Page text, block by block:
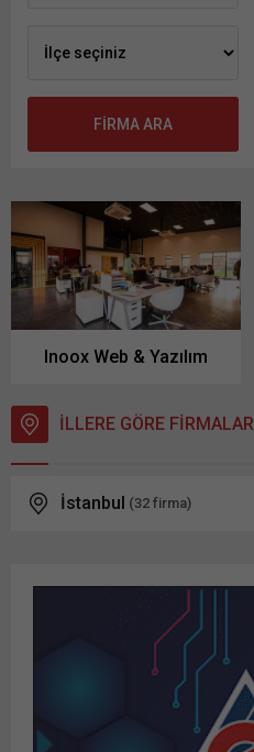
Inoox Web & Yazılım
İLLERE GÖRE FİRMALAR
İstanbul (32 firma)